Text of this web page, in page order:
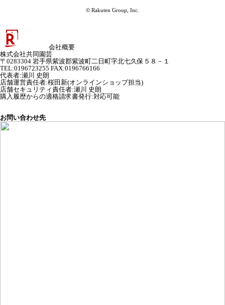
© Rakuten Group, Inc.
会社概要
株式会社共同園芸
〒0283304 岩手県紫波郡紫波町二日町字北七久保５８－１
TEL:0196723255 FAX:0196766166
代表者:瀬川 史朗
店舗運営責任者:桜田新(オンラインショップ担当)
店舗セキュリティ責任者:瀬川 史朗
購入履歴からの適格請求書発行:対応可能
お問い合わせ先